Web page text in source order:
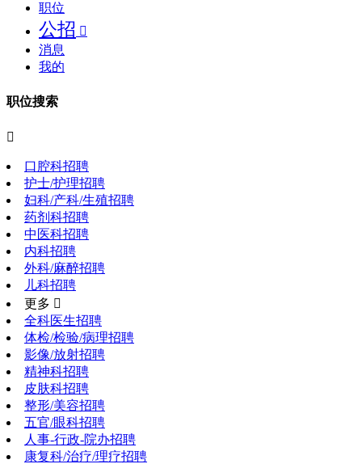
职位
公招 
消息
我的
职位搜索

口腔科招聘
护士/护理招聘
妇科/产科/生殖招聘
药剂科招聘
中医科招聘
内科招聘
外科/麻醉招聘
儿科招聘
更多 
全科医生招聘
体检/检验/病理招聘
影像/放射招聘
精神科招聘
皮肤科招聘
整形/美容招聘
五官/眼科招聘
人事-行政-院办招聘
康复科/治疗/理疗招聘